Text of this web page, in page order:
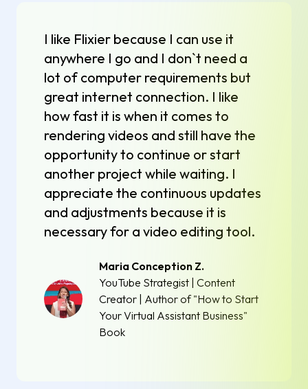
I like Flixier because I can use it
anywhere I go and I don`t need a
lot of computer requirements but
great internet connection. I like
how fast it is when it comes to
rendering videos and still have the
opportunity to continue or start
another project while waiting. I
appreciate the continuous updates
and adjustments because it is
necessary for a video editing tool.
Maria Conception Z.
YouTube Strategist | Content
Creator | Author of "How to Start
Your Virtual Assistant Business"
Book